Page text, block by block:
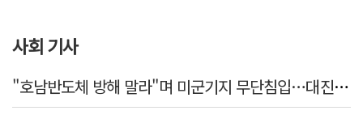
사회 기사
"호남반도체 방해 말라"며 미군기지 무단침입…대진연 회원 3명 '구속'